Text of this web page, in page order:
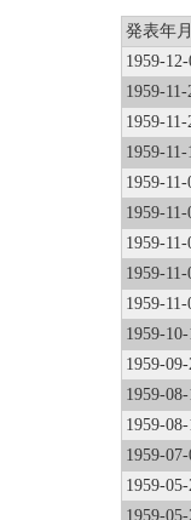
発表年
1959-
1959-11-
1959-11-
1959-11-
1959-11-
1959-11-
1959-11-
1959-11-
1959-11-
1959-
1959-
1959-
1959-
1959-
1959-
1959-